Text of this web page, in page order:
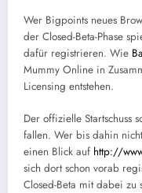
Wer Bigpoints neues
der Closed-Beta-Phase
dafür registrieren. Wie
Mummy Online in
Licensing entstehen.
Der offizielle Startschuss
fallen. Wer bis dahin
einen Blick auf http://
sich dort schon vorab
Closed-Beta mit dabei zu